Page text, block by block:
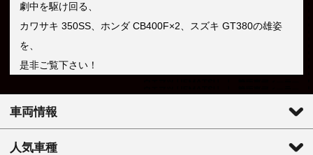
劇中を駆け回る、
カワサキ 350SS、ホンダ CB400F×2、スズキ GT380の雄姿
を、
是非ご覧下さい！
車両情報
人気車種